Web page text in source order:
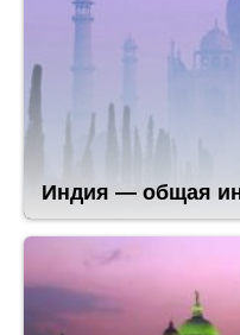
Индия — общая